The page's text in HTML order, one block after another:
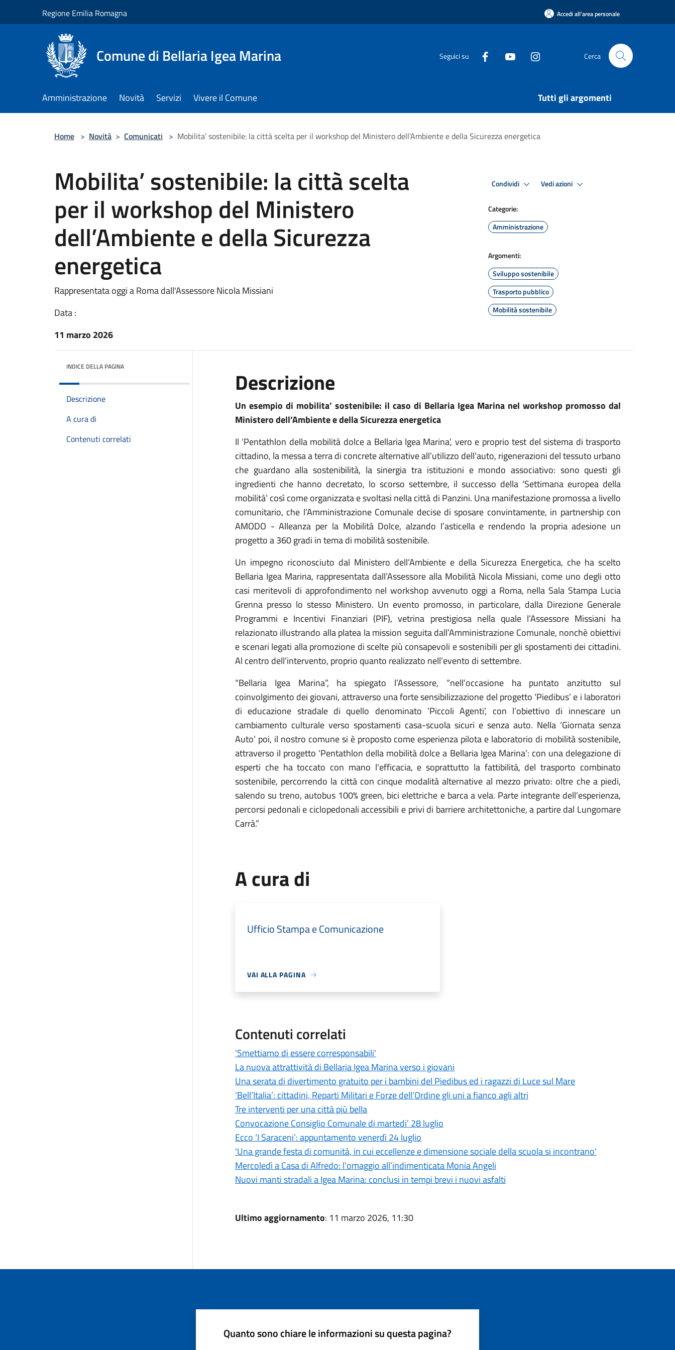
Regione Emilia Romagna Accedi all'area personale
Comune di Bellaria Igea Marina Seguici su Cerca
Amministrazione Novità Servizi Vivere il Comune Tutti gli argomenti
Home > Novità > Comunicati > Mobilita’ sostenibile: la città scelta per il workshop del Ministero dell’Ambiente e della Sicurezza energetica
Mobilita’ sostenibile: la città scelta
per il workshop del Ministero
dell’Ambiente e della Sicurezza
energetica
Rappresentata oggi a Roma dall'Assessore Nicola Missiani
Data :
11 marzo 2026
Condividi Vedi azioni
Categorie:
Amministrazione
Argomenti:
Sviluppo sostenibile
Trasporto pubblico
Mobilità sostenibile
INDICE DELLA PAGINA
Descrizione
A cura di
Contenuti correlati
Descrizione
Un esempio di mobilita’ sostenibile: il caso di Bellaria Igea Marina nel workshop promosso dal
Ministero dell’Ambiente e della Sicurezza energetica
Il ‘Pentathlon della mobilità dolce a Bellaria Igea Marina’, vero e proprio test del sistema di trasporto
cittadino, la messa a terra di concrete alternative all’utilizzo dell’auto, rigenerazioni del tessuto urbano
che guardano alla sostenibilità, la sinergia tra istituzioni e mondo associativo: sono questi gli
ingredienti che hanno decretato, lo scorso settembre, il successo della ‘Settimana europea della
mobilità’ così come organizzata e svoltasi nella città di Panzini. Una manifestazione promossa a livello
comunitario, che l’Amministrazione Comunale decise di sposare convintamente, in partnership con
AMODO - Alleanza per la Mobilità Dolce, alzando l’asticella e rendendo la propria adesione un
progetto a 360 gradi in tema di mobilità sostenibile.
Un impegno riconosciuto dal Ministero dell’Ambiente e della Sicurezza Energetica, che ha scelto
Bellaria Igea Marina, rappresentata dall’Assessore alla Mobilità Nicola Missiani, come uno degli otto
casi meritevoli di approfondimento nel workshop avvenuto oggi a Roma, nella Sala Stampa Lucia
Grenna presso lo stesso Ministero. Un evento promosso, in particolare, dalla Direzione Generale
Programmi e Incentivi Finanziari (PIF), vetrina prestigiosa nella quale l’Assessore Missiani ha
relazionato illustrando alla platea la mission seguita dall’Amministrazione Comunale, nonchè obiettivi
e scenari legati alla promozione di scelte più consapevoli e sostenibili per gli spostamenti dei cittadini.
Al centro dell’intervento, proprio quanto realizzato nell’evento di settembre.
“Bellaria Igea Marina”, ha spiegato l’Assessore, “nell’occasione ha puntato anzitutto sul
coinvolgimento dei giovani, attraverso una forte sensibilizzazione del progetto ‘Piedibus’ e i laboratori
di educazione stradale di quello denominato ‘Piccoli Agenti’, con l’obiettivo di innescare un
cambiamento culturale verso spostamenti casa-scuola sicuri e senza auto. Nella ‘Giornata senza
Auto’ poi, il nostro comune si è proposto come esperienza pilota e laboratorio di mobilità sostenibile,
attraverso il progetto ‘Pentathlon della mobilità dolce a Bellaria Igea Marina’: con una delegazione di
esperti che ha toccato con mano l'efficacia, e soprattutto la fattibilità, del trasporto combinato
sostenibile, percorrendo la città con cinque modalità alternative al mezzo privato: oltre che a piedi,
salendo su treno, autobus 100% green, bici elettriche e barca a vela. Parte integrante dell’esperienza,
percorsi pedonali e ciclopedonali accessibili e privi di barriere architettoniche, a partire dal Lungomare
Carrà.”
A cura di
Ufficio Stampa e Comunicazione
VAI ALLA PAGINA
Contenuti correlati
'Smettiamo di essere corresponsabili'
La nuova attrattività di Bellaria Igea Marina verso i giovani
Una serata di divertimento gratuito per i bambini del Piedibus ed i ragazzi di Luce sul Mare
‘Bell’Italia’: cittadini, Reparti Militari e Forze dell’Ordine gli uni a fianco agli altri
Tre interventi per una città più bella
Convocazione Consiglio Comunale di martedi’ 28 luglio
Ecco ‘I Saraceni’: appuntamento venerdì 24 luglio
'Una grande festa di comunità, in cui eccellenze e dimensione sociale della scuola si incontrano'
Mercoledì a Casa di Alfredo: l’omaggio all’indimenticata Monia Angeli
Nuovi manti stradali a Igea Marina: conclusi in tempi brevi i nuovi asfalti
Ultimo aggiornamento: 11 marzo 2026, 11:30
Quanto sono chiare le informazioni su questa pagina?